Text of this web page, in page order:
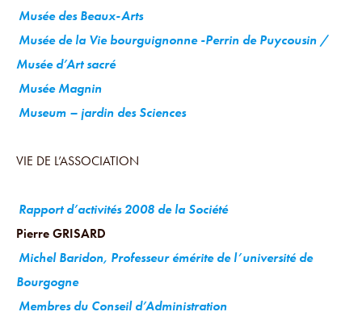
Musée des Beaux-Arts
Musée de la Vie bourguignonne -Perrin de Puycousin /
Musée d’Art sacré
Musée Magnin
Museum – jardin des Sciences
VIE DE L’ASSOCIATION
Rapport d’activités 2008 de la Société
Pierre GRISARD
Michel Baridon, Professeur émérite de l’université de
Bourgogne
Membres du Conseil d’Administration